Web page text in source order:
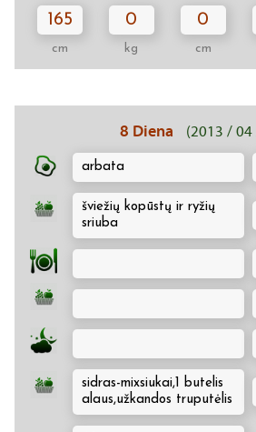
165
cm
0
kg
0
cm
8 Diena (2013 / 04
arbata
šviežių kopūstų ir ryžių
sriuba
sidras-mixsiukai,1 butelis
alaus,užkandos truputėlis